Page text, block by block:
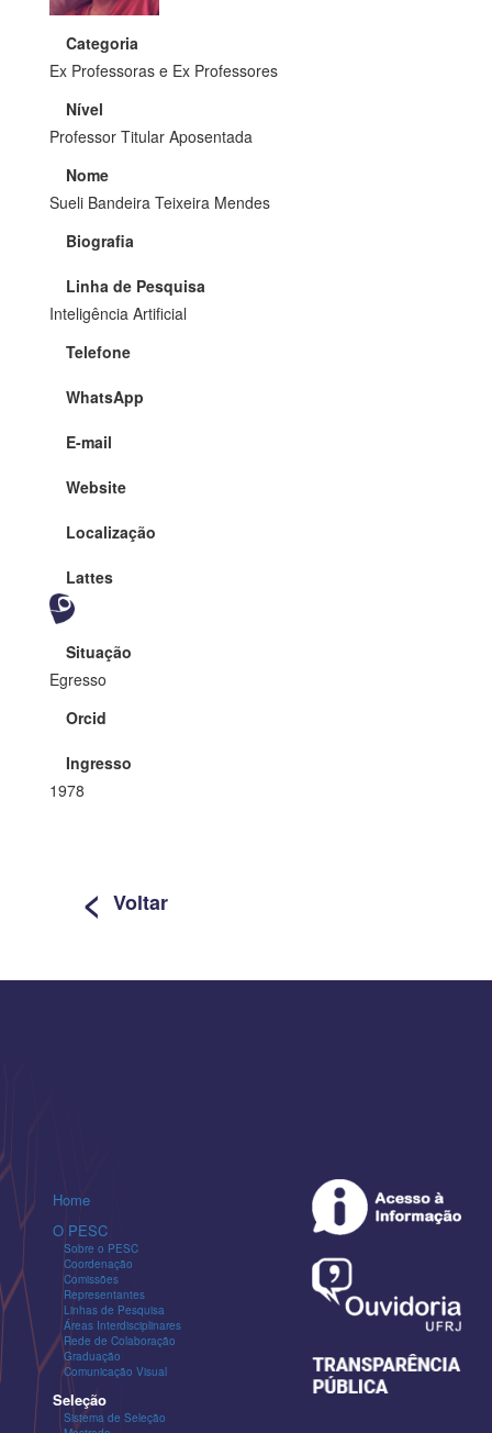
Categoria
Ex Professoras e Ex Professores
Nível
Professor Titular Aposentada
Nome
Sueli Bandeira Teixeira Mendes
Biografia
Linha de Pesquisa
Inteligência Artificial
Telefone
WhatsApp
E-mail
Website
Localização
Lattes
Situação
Egresso
Orcid
Ingresso
1978
< Voltar
Home
O PESC
Sobre o PESC
Coordenação
Comissões
Representantes
Linhas de Pesquisa
Áreas Interdisciplinares
Rede de Colaboração
Graduação
Comunicação Visual
Seleção
Sistema de Seleção